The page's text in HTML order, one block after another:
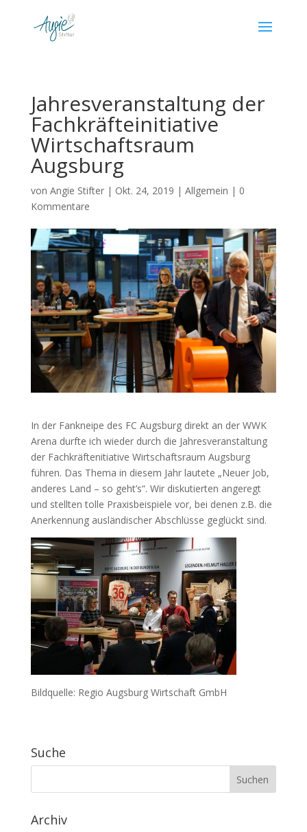
Jahresveranstaltung der
Fachkräfteinitiative
Wirtschaftsraum
Augsburg
von Angie Stifter| Okt. 24, 2019 | Allgemein | 0
Kommentare
In der Fankneipe des FC Augsburg direkt an der WWK
Arena durfte ich wieder durch die Jahresveranstaltung
der Fachkräftenitiative Wirtschaftsraum Augsburg
führen. Das Thema in diesem Jahr lautete „Neuer Job,
anderes Land – so geht’s“. Wir diskutierten angeregt
und stellten tolle Praxisbeispiele vor, bei denen z.B. die
Anerkennung ausländischer Abschlüsse geglückt sind.
Bildquelle: Regio Augsburg Wirtschaft GmbH
Suche
Archiv